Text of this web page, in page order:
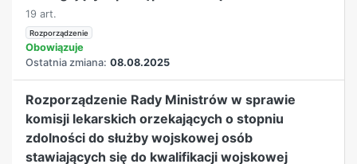
19 art.
Rozporządzenie
Obowiązuje
Ostatnia zmiana: 08.08.2025
Rozporządzenie Rady Ministrów w sprawie
komisji lekarskich orzekających o stopniu
zdolności do służby wojskowej osób
stawiających się do kwalifikacji wojskowej